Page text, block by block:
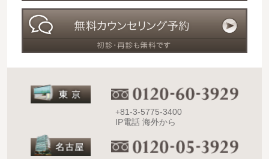
+81-3-5775-3400
IP電話 海外から